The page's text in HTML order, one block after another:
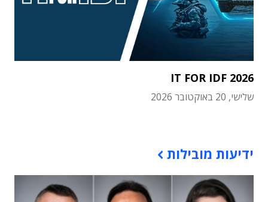
IT FOR IDF 2026
שלישי, 20 באוקטובר 2026
ידיעות מובילות